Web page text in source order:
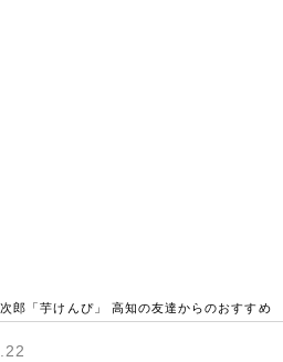
郎「芋けんぴ」 高知の友達からのおすすめ